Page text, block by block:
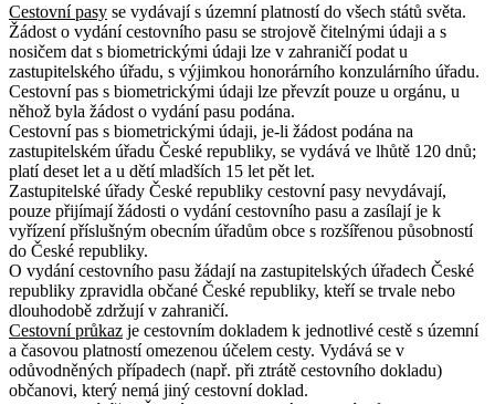
Cestovní pasy se vydávají s územní platností do všech států světa.
Žádost o vydání cestovního pasu se strojově čitelnými údaji a s
nosičem dat s biometrickými údaji lze v zahraničí podat u
zastupitelského úřadu, s výjimkou honorárního konzulárního úřadu.
Cestovní pas s biometrickými údaji lze převzít pouze u orgánu, u
něhož byla žádost o vydání pasu podána.
Cestovní pas s biometrickými údaji, je-li žádost podána na
zastupitelském úřadu České republiky, se vydává ve lhůtě 120 dnů;
platí deset let a u dětí mladších 15 let pět let.
Zastupitelské úřady České republiky cestovní pasy nevydávají,
pouze přijímají žádosti o vydání cestovního pasu a zasílají je k
vyřízení příslušným obecním úřadům obce s rozšířenou působností
do České republiky.
O vydání cestovního pasu žádají na zastupitelských úřadech České
republiky zpravidla občané České republiky, kteří se trvale nebo
dlouhodobě zdržují v zahraničí.
Cestovní průkaz je cestovním dokladem k jednotlivé cestě s územní
a časovou platností omezenou účelem cesty. Vydává se v
odůvodněných případech (např. při ztrátě cestovního dokladu)
občanovi, který nemá jiný cestovní doklad.